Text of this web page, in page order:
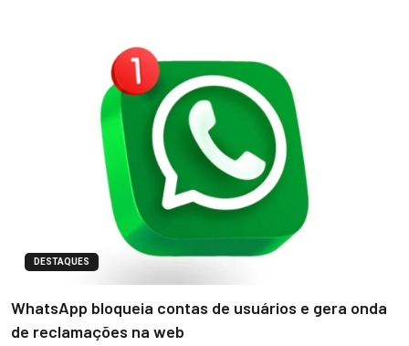
DESTAQUES
WhatsApp bloqueia contas de usuários e gera onda
de reclamações na web